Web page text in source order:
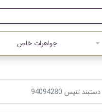
جواهرات خاص
دستبند تنیس 94094280